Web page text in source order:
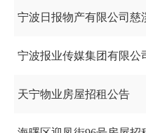
宁波日报物产有限公司慈
宁波报业传媒集团有限公
天宁物业房屋招租公告